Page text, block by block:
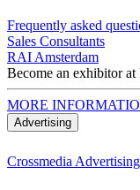
Frequently asked
Sales Consultants
RAI Amsterdam
Become an exhibitor at
MORE
Advertising
Crossmedia Advertising